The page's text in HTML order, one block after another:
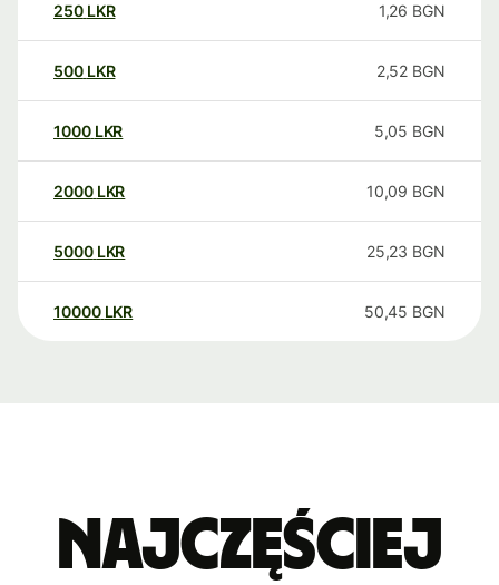
250 LKR 1,26 BGN
500 LKR 2,52 BGN
1000 LKR 5,05 BGN
2000 LKR 10,09 BGN
5000 LKR 25,23 BGN
10000 LKR 50,45 BGN
Najczęściej